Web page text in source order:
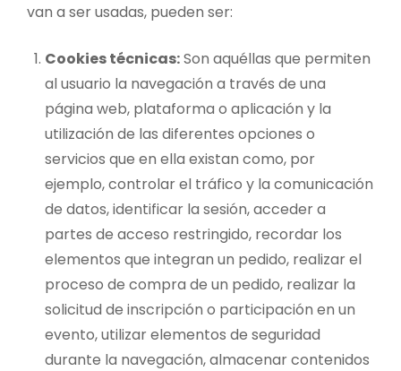
van a ser usadas, pueden ser:
Cookies técnicas:Son aquéllas que permiten
al usuario la navegación a través de una
página web, plataforma o aplicación y la
utilización de las diferentes opciones o
servicios que en ella existan como, por
ejemplo, controlar el tráfico y la comunicación
de datos, identificar la sesión, acceder a
partes de acceso restringido, recordar los
elementos que integran un pedido, realizar el
proceso de compra de un pedido, realizar la
solicitud de inscripción o participación en un
evento, utilizar elementos de seguridad
durante la navegación, almacenar contenidos